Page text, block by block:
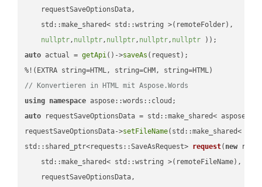
    requestSaveOptionsData,
    std::make_shared< std::wstring >(remoteFolder),
nullptr, nullptr, nullptr, nullptr, nullptr ))
auto actual = getApi()->saveAs (request);
// Konvertieren in HTML mit Aspose.Words
using namespace
auto requestSaveOptionsData = std::make_shared<
requestSaveOptionsData->setFileName(std::make_shared<
std::shared_ptr<requests::SaveAsRequest> request( new
    std::make_shared< std::wstring >(remoteFileName),
    requestSaveOptionsData,